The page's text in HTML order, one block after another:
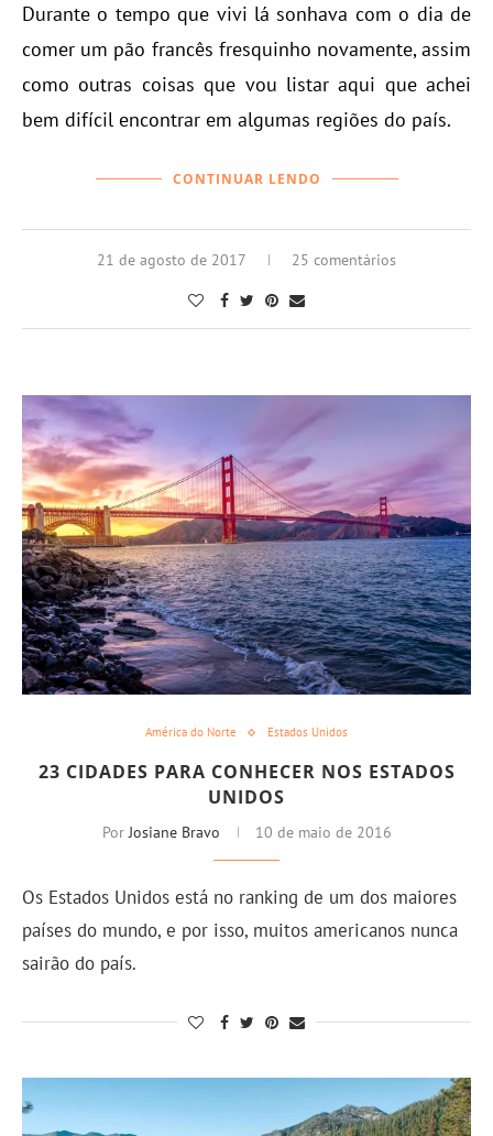
Durante o tempo que vivi lá sonhava com o dia de
comer um pão francês fresquinho novamente, assim
como outras coisas que vou listar aqui que achei
bem difícil encontrar em algumas regiões do país.
CONTINUAR LENDO
21 de agosto de 2017 25 comentários
América do Norte Estados Unidos
23 CIDADES PARA CONHECER NOS ESTADOS
UNIDOS
PorJosiane Bravo 10 de maio de 2016
Os Estados Unidos está no ranking de um dos maiores
países do mundo, e por isso, muitos americanos nunca
sairão do país.